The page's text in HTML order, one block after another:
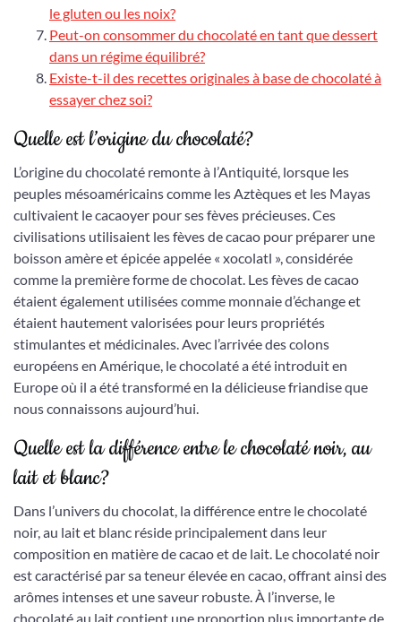
le gluten ou les noix?
Peut-on consommer du chocolaté en tant que dessert
dans un régime équilibré?
Existe-t-il des recettes originales à base de chocolaté à
essayer chez soi?
Quelle est l’origine du chocolaté?
L’origine du chocolaté remonte à l’Antiquité, lorsque les
peuples mésoaméricains comme les Aztèques et les Mayas
cultivaient le cacaoyer pour ses fèves précieuses. Ces
civilisations utilisaient les fèves de cacao pour préparer une
boisson amère et épicée appelée « xocolatl », considérée
comme la première forme de chocolat. Les fèves de cacao
étaient également utilisées comme monnaie d’échange et
étaient hautement valorisées pour leurs propriétés
stimulantes et médicinales. Avec l’arrivée des colons
européens en Amérique, le chocolaté a été introduit en
Europe où il a été transformé en la délicieuse friandise que
nous connaissons aujourd’hui.
Quelle est la différence entre le chocolaté noir, au
lait et blanc?
Dans l’univers du chocolat, la différence entre le chocolaté
noir, au lait et blanc réside principalement dans leur
composition en matière de cacao et de lait. Le chocolaté noir
est caractérisé par sa teneur élevée en cacao, offrant ainsi des
arômes intenses et une saveur robuste. À l’inverse, le
chocolaté au lait contient une proportion plus importante de